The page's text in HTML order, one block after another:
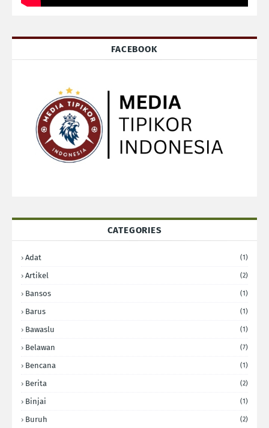
FACEBOOK
CATEGORIES
Adat (1)
Artikel (2)
Bansos (1)
Barus (1)
Bawaslu (1)
Belawan (7)
Bencana (1)
Berita (2)
Binjai (1)
Buruh (2)